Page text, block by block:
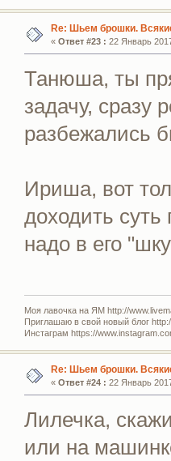
Re: Шьем брошки.
« Ответ #23 : 22 Январь
Танюша, ты
задачу, сразу
разбежались
Ириша, вот
доходить суть
надо в его
Моя лавочка на ЯМ http://
Приглашаю в свой новый блог
Инстаграм https://
Re: Шьем брошки.
« Ответ #24 : 22 Январь
Лилечка,
или на